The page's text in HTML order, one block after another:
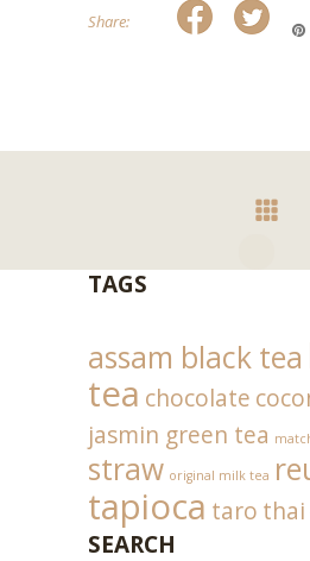
Share:
TAGS
assam black tea
tea chocolate
jasmin green tea
straw original milk tea
tapioca taro thai
SEARCH